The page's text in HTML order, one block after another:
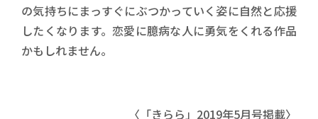
の気持ちにまっすぐにぶつかっていく姿に自然と応援
したくなります。恋愛に臆病な人に勇気をくれる作品
かもしれません。
〈「きらら」2019年5月号掲載〉